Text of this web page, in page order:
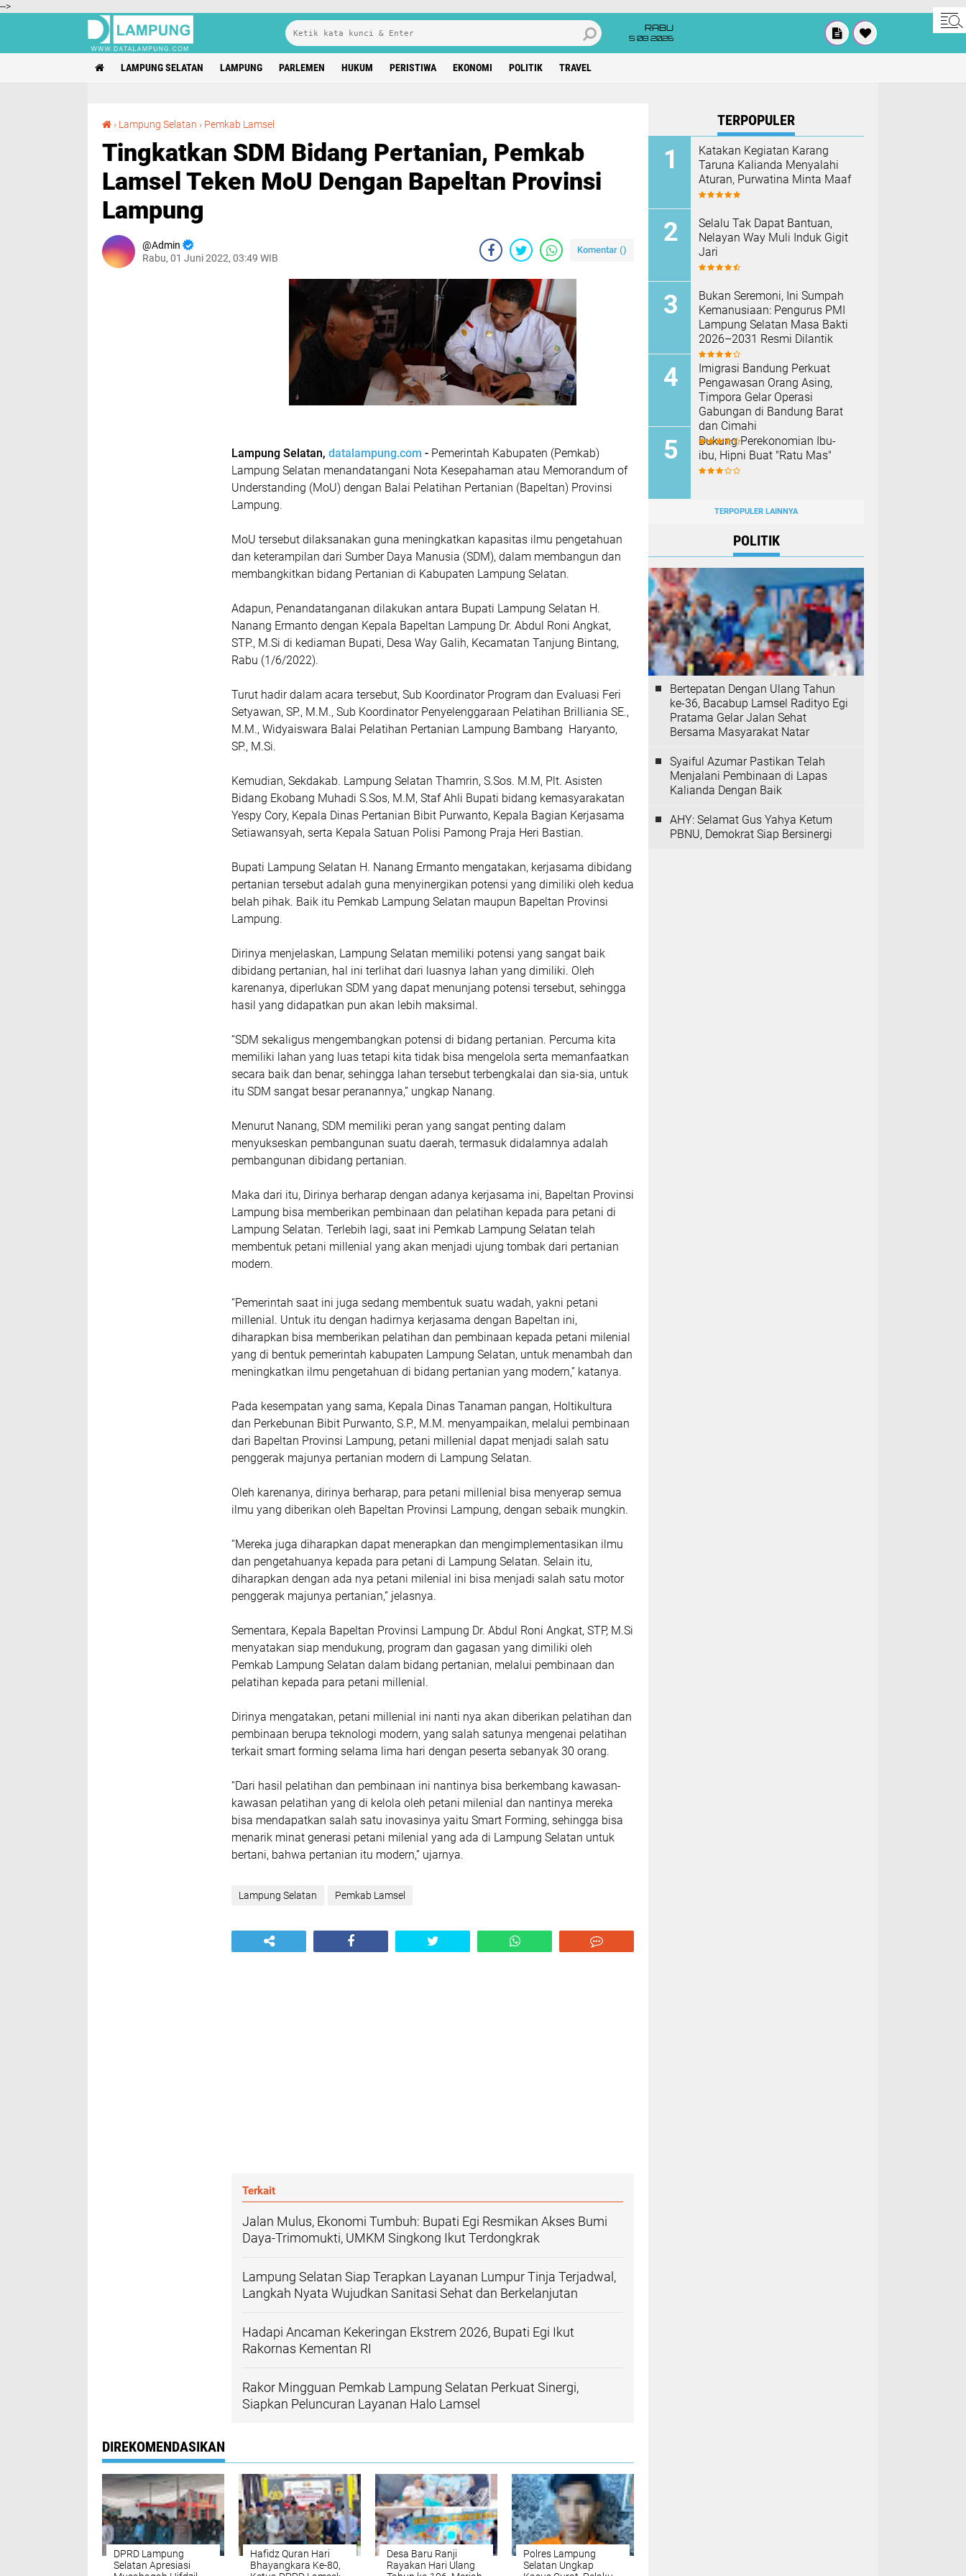
-->
RABU
5 08 2026
LAMPUNG SELATAN LAMPUNG PARLEMEN HUKUM PERISTIWA EKONOMI POLITIK TRAVEL
› Lampung Selatan › Pemkab Lamsel
Tingkatkan SDM Bidang Pertanian, Pemkab
Lamsel Teken MoU Dengan Bapeltan Provinsi
Lampung
Admin
Rabu, 01 Juni 2022, 03:49 WIB
Komentar ()
Lampung Selatan, datalampung.com - Pemerintah Kabupaten (Pemkab)
Lampung Selatan menandatangani Nota Kesepahaman atau Memorandum of
Understanding (MoU) dengan Balai Pelatihan Pertanian (Bapeltan) Provinsi
Lampung.
MoU tersebut dilaksanakan guna meningkatkan kapasitas ilmu pengetahuan
dan keterampilan dari Sumber Daya Manusia (SDM), dalam membangun dan
membangkitkan bidang Pertanian di Kabupaten Lampung Selatan.
Adapun, Penandatanganan dilakukan antara Bupati Lampung Selatan H.
Nanang Ermanto dengan Kepala Bapeltan Lampung Dr. Abdul Roni Angkat,
STP., M.Si di kediaman Bupati, Desa Way Galih, Kecamatan Tanjung Bintang,
Rabu (1/6/2022).
Turut hadir dalam acara tersebut, Sub Koordinator Program dan Evaluasi Feri
Setyawan, SP., M.M., Sub Koordinator Penyelenggaraan Pelatihan Brilliania SE.,
M.M., Widyaiswara Balai Pelatihan Pertanian Lampung Bambang Haryanto,
SP., M.Si.
Kemudian, Sekdakab. Lampung Selatan Thamrin, S.Sos. M.M, Plt. Asisten
Bidang Ekobang Muhadi S.Sos, M.M, Staf Ahli Bupati bidang kemasyarakatan
Yespy Cory, Kepala Dinas Pertanian Bibit Purwanto, Kepala Bagian Kerjasama
Setiawansyah, serta Kepala Satuan Polisi Pamong Praja Heri Bastian.
Bupati Lampung Selatan H. Nanang Ermanto mengatakan, kerjasama dibidang
pertanian tersebut adalah guna menyinergikan potensi yang dimiliki oleh kedua
belah pihak. Baik itu Pemkab Lampung Selatan maupun Bapeltan Provinsi
Lampung.
Dirinya menjelaskan, Lampung Selatan memiliki potensi yang sangat baik
dibidang pertanian, hal ini terlihat dari luasnya lahan yang dimiliki. Oleh
karenanya, diperlukan SDM yang dapat menunjang potensi tersebut, sehingga
hasil yang didapatkan pun akan lebih maksimal.
“SDM sekaligus mengembangkan potensi di bidang pertanian. Percuma kita
memiliki lahan yang luas tetapi kita tidak bisa mengelola serta memanfaatkan
secara baik dan benar, sehingga lahan tersebut terbengkalai dan sia-sia, untuk
itu SDM sangat besar peranannya,” ungkap Nanang.
Menurut Nanang, SDM memiliki peran yang sangat penting dalam
menyukseskan pembangunan suatu daerah, termasuk didalamnya adalah
pembangunan dibidang pertanian.
Maka dari itu, Dirinya berharap dengan adanya kerjasama ini, Bapeltan Provinsi
Lampung bisa memberikan pembinaan dan pelatihan kepada para petani di
Lampung Selatan. Terlebih lagi, saat ini Pemkab Lampung Selatan telah
membentuk petani millenial yang akan menjadi ujung tombak dari pertanian
modern.
“Pemerintah saat ini juga sedang membentuk suatu wadah, yakni petani
millenial. Untuk itu dengan hadirnya kerjasama dengan Bapeltan ini,
diharapkan bisa memberikan pelatihan dan pembinaan kepada petani milenial
yang di bentuk pemerintah kabupaten Lampung Selatan, untuk menambah dan
meningkatkan ilmu pengetahuan di bidang pertanian yang modern,” katanya.
Pada kesempatan yang sama, Kepala Dinas Tanaman pangan, Holtikultura
dan Perkebunan Bibit Purwanto, S.P., M.M. menyampaikan, melalui pembinaan
dari Bapeltan Provinsi Lampung, petani millenial dapat menjadi salah satu
penggerak majunya pertanian modern di Lampung Selatan.
Oleh karenanya, dirinya berharap, para petani millenial bisa menyerap semua
ilmu yang diberikan oleh Bapeltan Provinsi Lampung, dengan sebaik mungkin.
“Mereka juga diharapkan dapat menerapkan dan mengimplementasikan ilmu
dan pengetahuanya kepada para petani di Lampung Selatan. Selain itu,
diharapkan dengan ada nya petani milenial ini bisa menjadi salah satu motor
penggerak majunya pertanian,” jelasnya.
Sementara, Kepala Bapeltan Provinsi Lampung Dr. Abdul Roni Angkat, STP, M.Si
menyatakan siap mendukung, program dan gagasan yang dimiliki oleh
Pemkab Lampung Selatan dalam bidang pertanian, melalui pembinaan dan
pelatihan kepada para petani millenial.
Dirinya mengatakan, petani millenial ini nanti nya akan diberikan pelatihan dan
pembinaan berupa teknologi modern, yang salah satunya mengenai pelatihan
terkait smart forming selama lima hari dengan peserta sebanyak 30 orang.
“Dari hasil pelatihan dan pembinaan ini nantinya bisa berkembang kawasan-
kawasan pelatihan yang di kelola oleh petani milenial dan nantinya mereka
bisa mendapatkan salah satu inovasinya yaitu Smart Forming, sehingga bisa
menarik minat generasi petani milenial yang ada di Lampung Selatan untuk
bertani, bahwa pertanian itu modern,” ujarnya.
Lampung Selatan Pemkab Lamsel
Terkait
Jalan Mulus, Ekonomi Tumbuh: Bupati Egi Resmikan Akses Bumi
Daya-Trimomukti, UMKM Singkong Ikut Terdongkrak
Lampung Selatan Siap Terapkan Layanan Lumpur Tinja Terjadwal,
Langkah Nyata Wujudkan Sanitasi Sehat dan Berkelanjutan
Hadapi Ancaman Kekeringan Ekstrem 2026, Bupati Egi Ikut
Rakornas Kementan RI
Rakor Mingguan Pemkab Lampung Selatan Perkuat Sinergi,
Siapkan Peluncuran Layanan Halo Lamsel
DIREKOMENDASIKAN
DPRD Lampung
Selatan Apresiasi
Hafidz Quran Hari
Bhayangkara Ke-80,
Desa Baru Ranji
Rayakan Hari Ulang
Polres Lampung
Selatan Ungkap
TERPOPULER
Katakan Kegiatan Karang
Taruna Kalianda Menyalahi
Aturan, Purwatina Minta Maaf
Selalu Tak Dapat Bantuan,
Nelayan Way Muli Induk Gigit
Jari
Bukan Seremoni, Ini Sumpah
Kemanusiaan: Pengurus PMI
Lampung Selatan Masa Bakti
2026–2031 Resmi Dilantik
Imigrasi Bandung Perkuat
Pengawasan Orang Asing,
Timpora Gelar Operasi
Gabungan di Bandung Barat
dan Cimahi
Dukung Perekonomian Ibu-
ibu, Hipni Buat "Ratu Mas"
TERPOPULER LAINNYA
POLITIK
Bertepatan Dengan Ulang Tahun
ke-36, Bacabup Lamsel Radityo Egi
Pratama Gelar Jalan Sehat
Bersama Masyarakat Natar
Syaiful Azumar Pastikan Telah
Menjalani Pembinaan di Lapas
Kalianda Dengan Baik
AHY: Selamat Gus Yahya Ketum
PBNU, Demokrat Siap Bersinergi